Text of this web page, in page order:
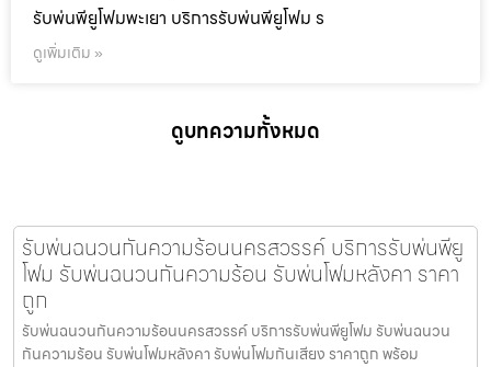
รับพ่นพียูโฟมพะเยา บริการรับพ่นพียูโฟม ร
ดูเพิ่มเติม »
ดูบทความทั้งหมด
รับพ่นฉนวนกันความร้อนนครสวรรค์ บริการรับพ่นพียู
โฟม รับพ่นฉนวนกันความร้อน รับพ่นโฟมหลังคา ราคา
ถูก
รับพ่นฉนวนกันความร้อนนครสวรรค์ บริการรับพ่นพียูโฟม รับพ่นฉนวน
กันความร้อน รับพ่นโฟมหลังคา รับพ่นโฟมกันเสียง ราคาถูก พร้อม